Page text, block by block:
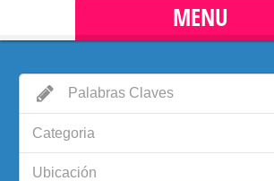
MENU
Categoria
Ubicación